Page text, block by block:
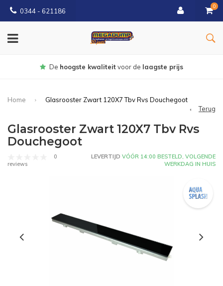
0344 - 621186
0
Gratisbezorgd vanaf € 150
Home
Glasrooster Zwart 120X7 Tbv Rvs Douchegoot
Terug
Glasrooster Zwart 120X7 Tbv Rvs
Douchegoot
0
reviews
LEVERTIJD VÓÓR 14:00 BESTELD, VOLGENDE
WERKDAG IN HUIS